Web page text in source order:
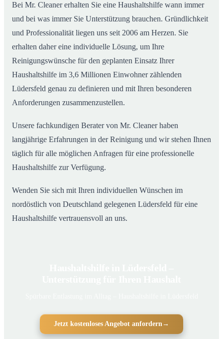
Bei Mr. Cleaner erhalten Sie eine Haushaltshilfe wann immer
und bei was immer Sie Unterstützung brauchen. Gründlichkeit
und Professionalität liegen uns seit 2006 am Herzen. Sie
erhalten daher eine individuelle Lösung, um Ihre
Reinigungswünsche für den geplanten Einsatz Ihrer
Haushaltshilfe im 3,6 Millionen Einwohner zählenden
Lüdersfeld genau zu definieren und mit Ihren besonderen
Anforderungen zusammenzustellen.
Unsere fachkundigen Berater von Mr. Cleaner haben
langjährige Erfahrungen in der Reinigung und wir stehen Ihnen
täglich für alle möglichen Anfragen für eine professionelle
Haushaltshilfe zur Verfügung.
Wenden Sie sich mit Ihren individuellen Wünschen im
nordöstlich von Deutschland gelegenen Lüdersfeld für eine
Haushaltshilfe vertrauensvoll an uns.
Jetzt kostenloses Angebot anfordern→